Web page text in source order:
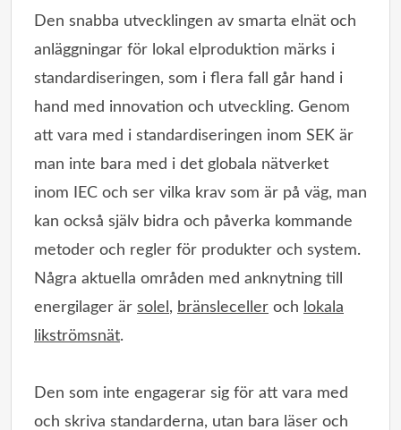
Den snabba utvecklingen av smarta elnät och
anläggningar för lokal elproduktion märks i
standardiseringen, som i flera fall går hand i
hand med innovation och utveckling. Genom
att vara med i standardiseringen inom SEK är
man inte bara med i det globala nätverket
inom IEC och ser vilka krav som är på väg, man
kan också själv bidra och påverka kommande
metoder och regler för produkter och system.
Några aktuella områden med anknytning till
energilager är solel , bränsleceller och lokala
likströmsnät.
Den som inte engagerar sig för att vara med
och skriva standarderna, utan bara läser och